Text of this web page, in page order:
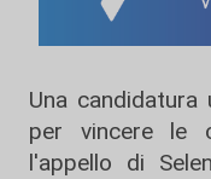
Una candidatura
per vincere le
l'appello di